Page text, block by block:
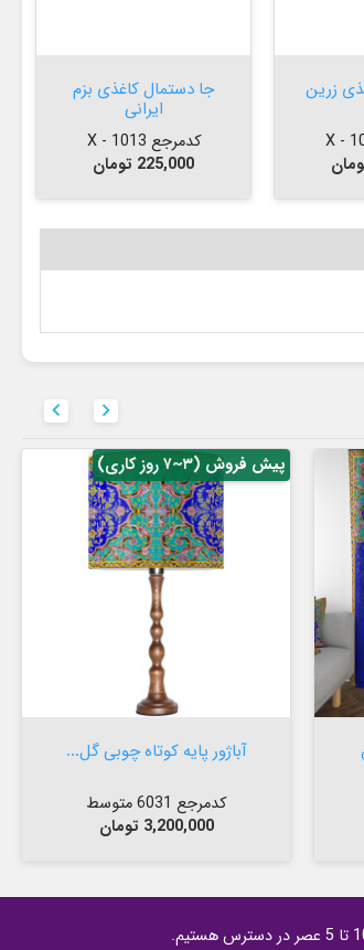
زرین
جا دستمال کاغذی بزم
ایرانی
کدمرجع 1013 - X
قیمت
225,000 تومان

آباژور پایه کوتاه چوبی گل...
کدمرجع 6031 متوسط
قیمت
3,200,000 تومان
پیش فروش (۳~۷ روز کاری)
